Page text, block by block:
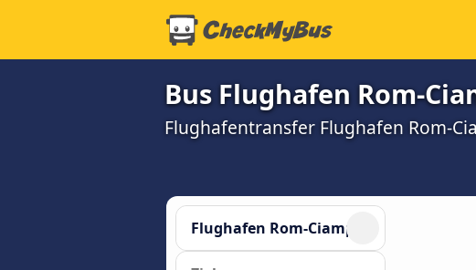
Bus Flughafen Rom-
Flughafentransfer Flughafen Rom-